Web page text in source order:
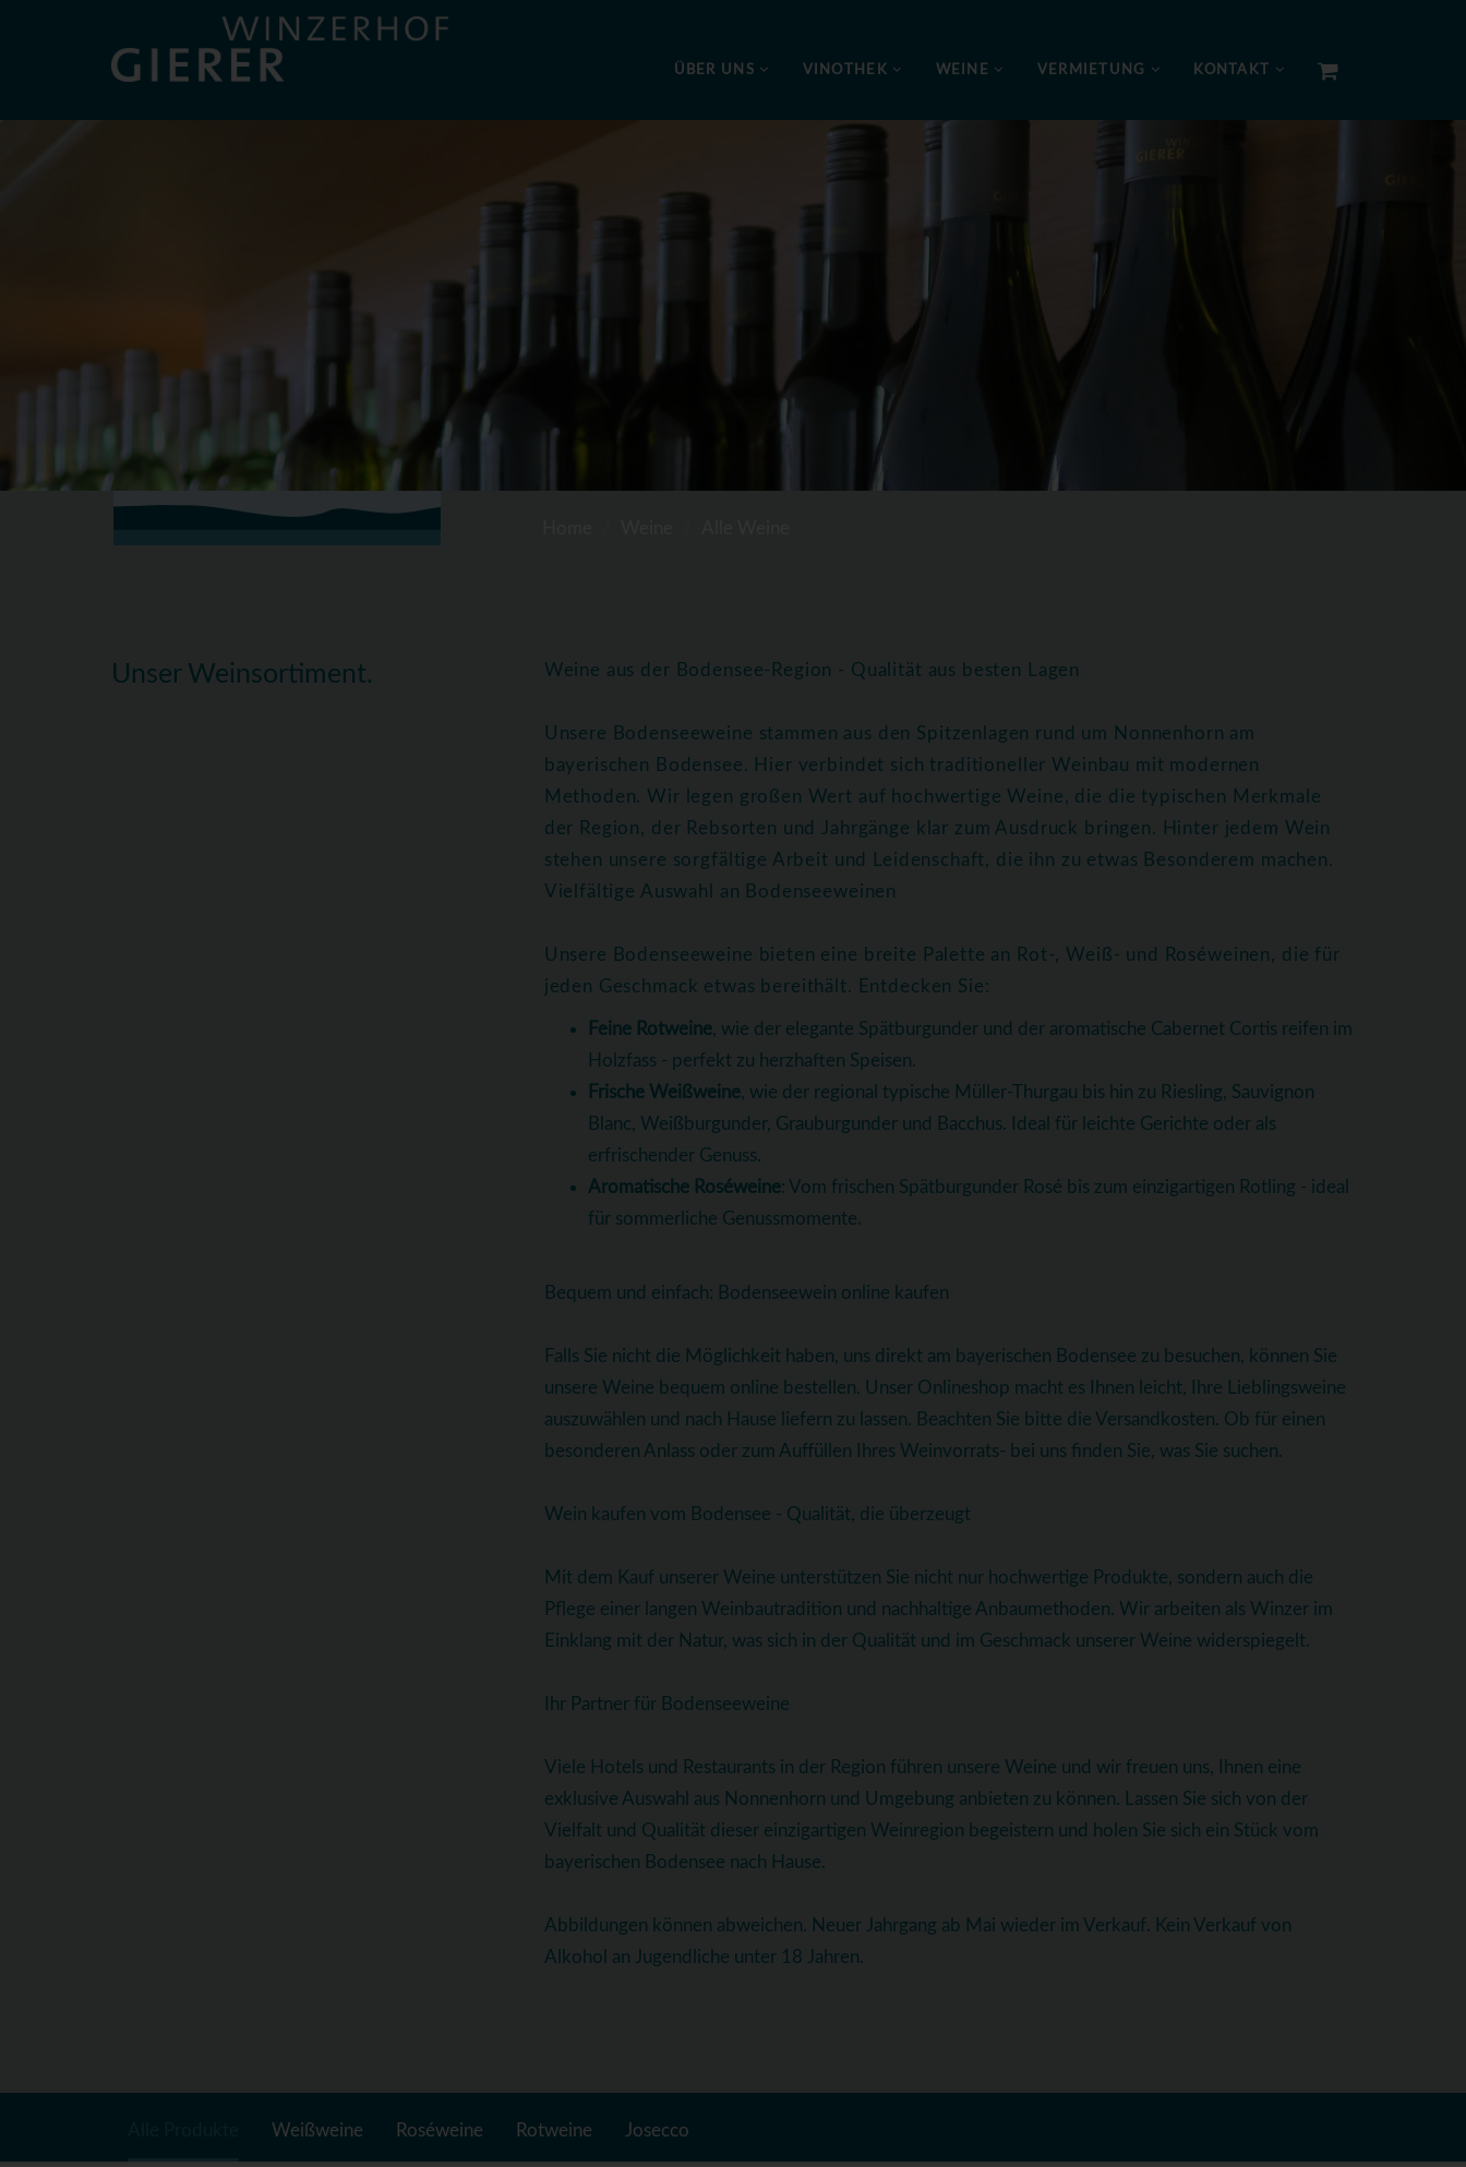
ÜBER UNS VINOTHEK WEINE VERMIETUNG KONTAKT
Unser Weinsortiment. Weine aus der Bodensee-Region - Qualität aus besten Lagen
Unsere Bodenseeweine stammen aus den Spitzenlagen rund um Nonnenhorn am
bayerischen Bodensee. Hier verbindet sich traditioneller Weinbau mit modernen
Methoden. Wir legen großen Wert auf hochwertige Weine, die die typischen Merkmale
der Region, der Rebsorten und Jahrgänge klar zum Ausdruck bringen. Hinter jedem Wein
stehen unsere sorgfältige Arbeit und Leidenschaft, die ihn zu etwas Besonderem machen.
Vielfältige Auswahl an Bodenseeweinen
Unsere Bodenseeweine bieten eine breite Palette an Rot-, Weiß- und Roséweinen, die für
jeden Geschmack etwas bereithält. Entdecken Sie:
Feine Rotweine, wie der elegante Spätburgunder und der aromatische Cabernet Cortis reifen im
Holzfass - perfekt zu herzhaften Speisen.
Frische Weißweine, wie der regional typische Müller-Thurgau bis hin zu Riesling, Sauvignon
Blanc, Weißburgunder, Grauburgunder und Bacchus. Ideal für leichte Gerichte oder als
erfrischender Genuss.
Aromatische Roséweine: Vom frischen Spätburgunder Rosé bis zum einzigartigen Rotling - ideal
für sommerliche Genussmomente.
Bequem und einfach: Bodenseewein online kaufen
Falls Sie nicht die Möglichkeit haben, uns direkt am bayerischen Bodensee zu besuchen, können Sie
unsere Weine bequem online bestellen. Unser Onlineshop macht es Ihnen leicht, Ihre Lieblingsweine
auszuwählen und nach Hause liefern zu lassen. Beachten Sie bitte die Versandkosten. Ob für einen
besonderen Anlass oder zum Auffüllen Ihres Weinvorrats- bei uns finden Sie, was Sie suchen.
Wein kaufen vom Bodensee - Qualität, die überzeugt
Mit dem Kauf unserer Weine unterstützen Sie nicht nur hochwertige Produkte, sondern auch die
Pflege einer langen Weinbautradition und nachhaltige Anbaumethoden. Wir arbeiten als Winzer im
Einklang mit der Natur, was sich in der Qualität und im Geschmack unserer Weine widerspiegelt.
Ihr Partner für Bodenseeweine
Viele Hotels und Restaurants in der Region führen unsere Weine und wir freuen uns, Ihnen eine
exklusive Auswahl aus Nonnenhorn und Umgebung anbieten zu können. Lassen Sie sich von der
Vielfalt und Qualität dieser einzigartigen Weinregion begeistern und holen Sie sich ein Stück vom
bayerischen Bodensee nach Hause.
Abbildungen können abweichen. Neuer Jahrgang ab Mai wieder im Verkauf. Kein Verkauf von
Alkohol an Jugendliche unter 18 Jahren.
Weißweine Roséweine Rotweine Josecco